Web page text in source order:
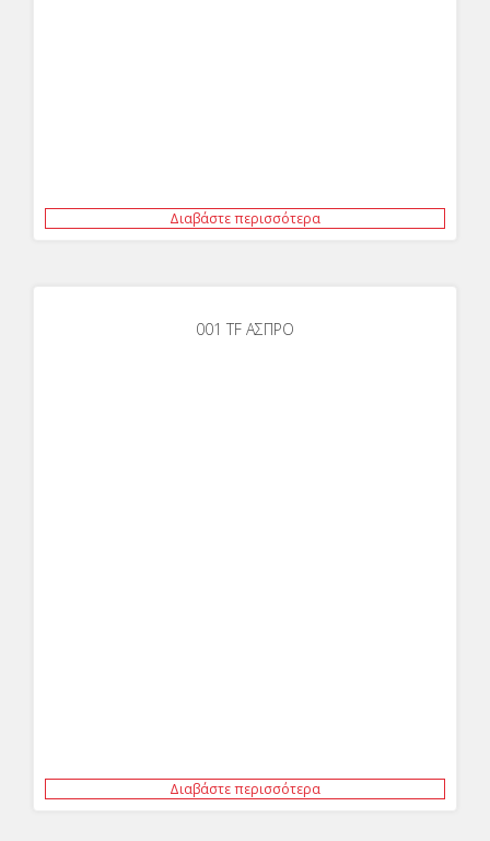
Διαβάστε περισσότερα
001 TF ΑΣΠΡΟ
Διαβάστε περισσότερα